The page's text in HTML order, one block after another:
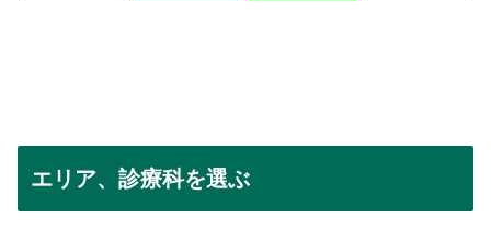
エリア、診療科を選ぶ